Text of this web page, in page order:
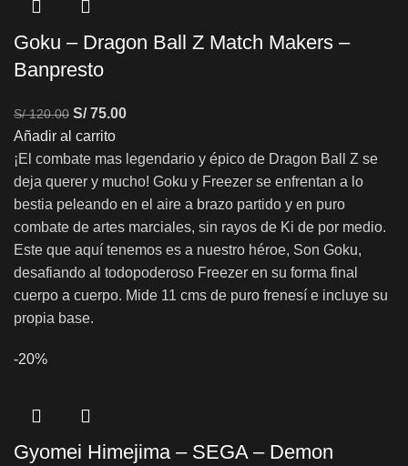
Goku – Dragon Ball Z Match Makers –
Banpresto
S/120.00 S/75.00
Añadir al carrito
¡El combate mas legendario y épico de Dragon Ball Z se
deja querer y mucho! Goku y Freezer se enfrentan a lo
bestia peleando en el aire a brazo partido y en puro
combate de artes marciales, sin rayos de Ki de por medio.
Este que aquí tenemos es a nuestro héroe, Son Goku,
desafiando al todopoderoso Freezer en su forma final
cuerpo a cuerpo. Mide 11 cms de puro frenesí e incluye su
propia base.
-20%
Gyomei Himejima – SEGA – Demon